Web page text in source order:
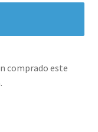
comprado este